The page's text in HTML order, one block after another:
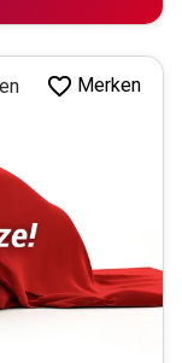
Merken